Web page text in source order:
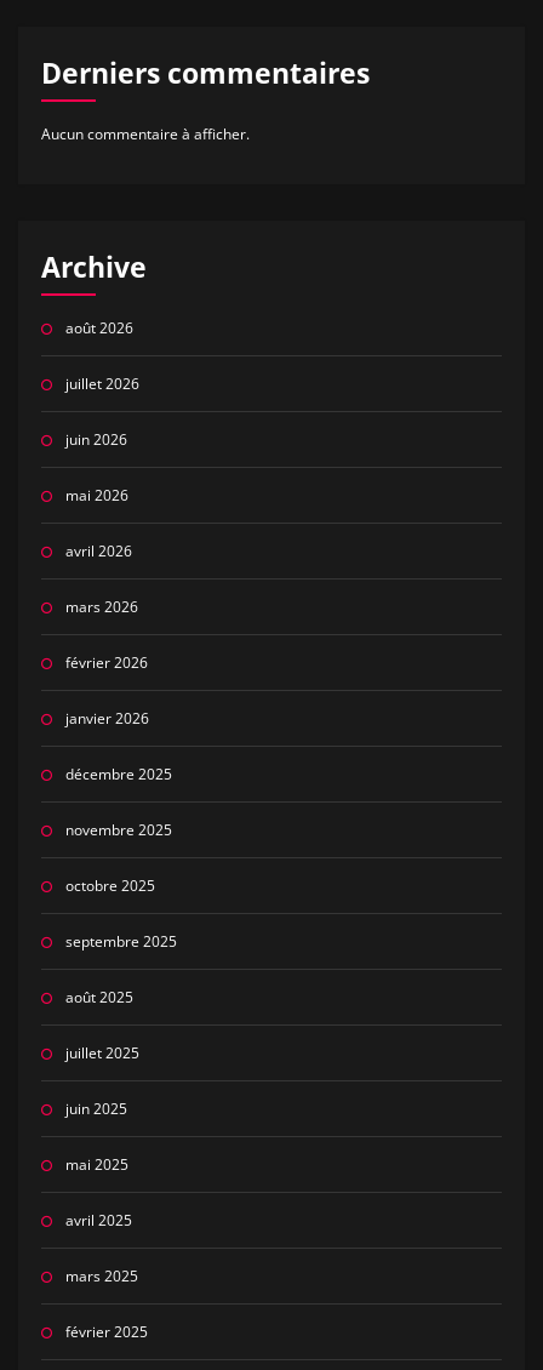
Derniers commentaires
Aucun commentaire à afficher.
Archive
août 2026
juillet 2026
juin 2026
mai 2026
avril 2026
mars 2026
février 2026
janvier 2026
décembre 2025
novembre 2025
octobre 2025
septembre 2025
août 2025
juillet 2025
juin 2025
mai 2025
avril 2025
mars 2025
février 2025